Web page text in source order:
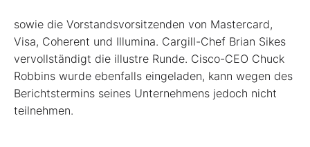
sowie die Vorstandsvorsitzenden von Mastercard,
Visa, Coherent und Illumina. Cargill-Chef Brian Sikes
vervollständigt die illustre Runde. Cisco-CEO Chuck
Robbins wurde ebenfalls eingeladen, kann wegen des
Berichtstermins seines Unternehmens jedoch nicht
teilnehmen.